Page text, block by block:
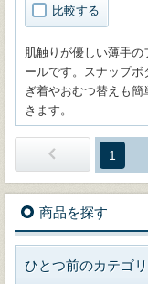
比較する
肌触りが優しい薄手
ールです。スナップ
ぎ着やおむつ替えも
きます。
1
商品を探す
ひとつ前のカテゴ